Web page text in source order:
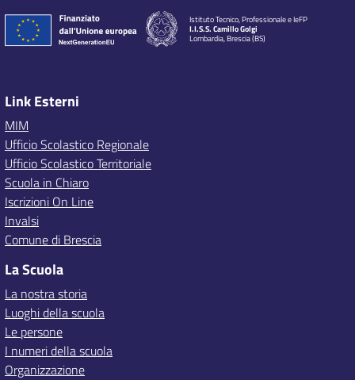
Istituto Tecnico, Professionale e IeFP
I.I.S.S. Camillo Golgi
Lombardia, Brescia (BS)
Link Esterni
MIM
Ufficio Scolastico Regionale
Ufficio Scolastico Territoriale
Scuola in Chiaro
Iscrizioni On Line
Invalsi
Comune di Brescia
La Scuola
La nostra storia
Luoghi della scuola
Le persone
I numeri della scuola
Organizzazione